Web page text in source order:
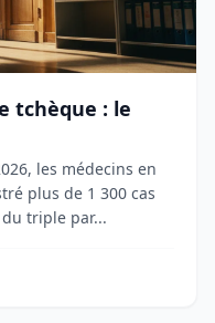
tchèque : le
les médecins en
plus de 1 300 cas
triple par...